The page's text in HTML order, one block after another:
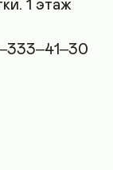
1 этаж